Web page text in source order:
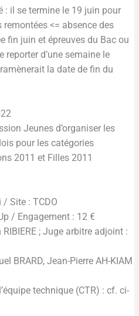
: il se termine le 19 juin pour
<= absence des
fin juin et épreuves du Bac ou
reporter d’une semaine le
la date de fin du
Jeunes d’organiser les
pour les catégories
2011 et Filles 2011
Site : TCDO
/ Engagement : 12 €
; Juge arbitre adjoint :
BRARD, Jean-Pierre AH-KIAM
technique (CTR) : cf. ci-